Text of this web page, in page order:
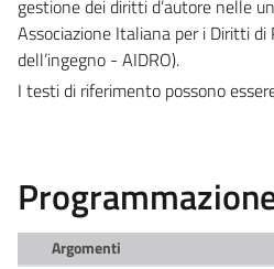
gestione dei diritti d’autore nelle
Associazione Italiana per i Diritti di
dell’ingegno - AIDRO).
I testi di riferimento possono
Argomenti